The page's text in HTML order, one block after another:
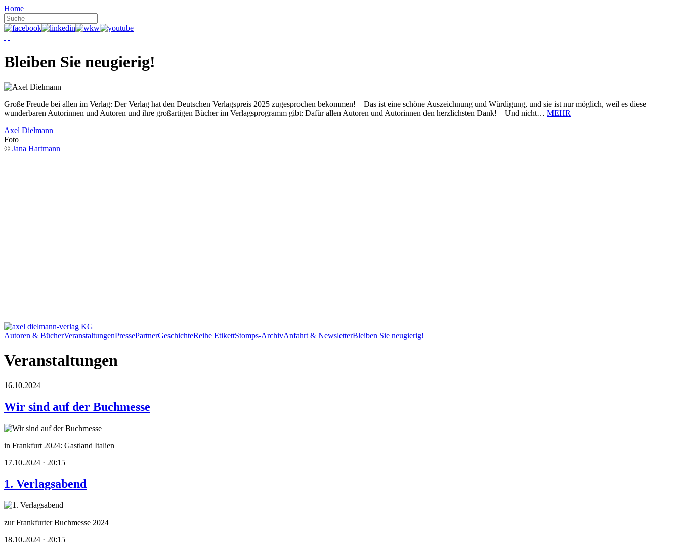
Home
Bleiben Sie neugierig!
Große Freude bei allen im Verlag: Der Verlag hat den Deutschen Verlagspreis 2025 zugesprochen bekommen! – Das ist eine schöne Auszeichnung und Würdigung, und sie ist nur möglich, weil es diese
wunderbaren Autorinnen und Autoren und ihre großartigen Bücher im Verlagsprogramm gibt: Dafür allen Autoren und Autorinnen den herzlichsten Dank! – Und nicht… MEHR
Axel Dielmann
Foto
© Jana Hartmann
Autoren & BücherVeranstaltungenPressePartnerGeschichteReihe EtikettStomps-ArchivAnfahrt & NewsletterBleiben Sie neugierig!
Veranstaltungen
16.10.2024
Wir sind auf der Buchmesse
in Frankfurt 2024: Gastland Italien
17.10.2024 · 20:15
1. Verlagsabend
zur Frankfurter Buchmesse 2024
18.10.2024 · 20:15